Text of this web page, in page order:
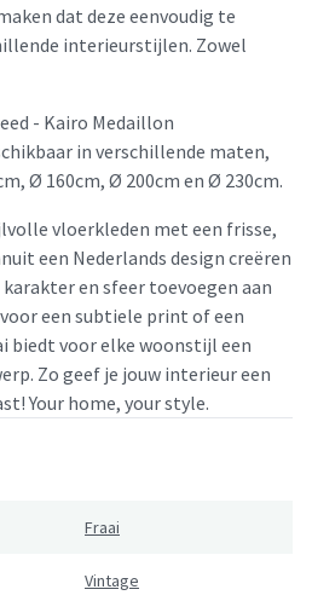
dat deze eenvoudig te
interieurstijlen. Zowel
- Kairo Medaillon
in verschillende maten,
Ø 160cm, Ø 200cm en Ø 230cm.
vloerkleden met een frisse,
een Nederlands design creëren
en sfeer toevoegen aan
een subtiele print of een
biedt voor elke woonstijl een
Zo geef je jouw interieur een
Your home, your style.
Fraai
Vintage